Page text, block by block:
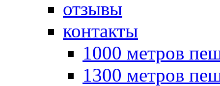
отзывы
контакты
1000 метров
1300 метров